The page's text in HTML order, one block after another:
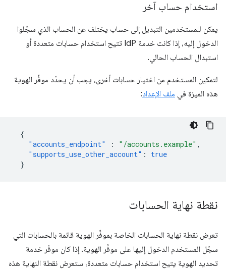
استخدام حساب آخر
يمكن للمستخدمين التبديل إلى حساب يختلف عن الحساب الذي سجّلوا
الدخول إليه، إذا كانت خدمة IdP تتيح استخدام حسابات متعددة أو
استبدال الحساب الحالي.
لتمكين المستخدم من اختيار حسابات أخرى، يجب أن يحدّد موفِّر الهوية
هذه الميزة في ملف الإعداد:
{
"accounts_endpoint"
: "/accounts.example" ,
"supports_use_other_account" :
true
}
نقطة نهاية الحسابات
تعرض نقطة نهاية الحسابات الخاصة بموفِّر الهوية قائمة بالحسابات التي
سجّل المستخدم الدخول إليها على موفِّر الهوية. إذا كان موفّر خدمة
تحديد الهوية يتيح استخدام حسابات متعددة، ستعرض نقطة النهاية هذه